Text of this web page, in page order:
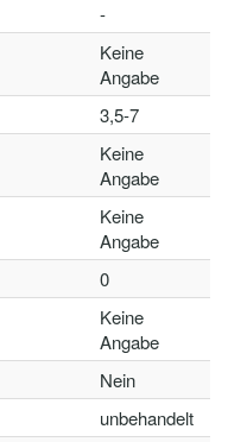
-
Keine
Angabe
3,5-7
Keine
Angabe
Keine
Angabe
0
Keine
Angabe
Nein
unbehandelt